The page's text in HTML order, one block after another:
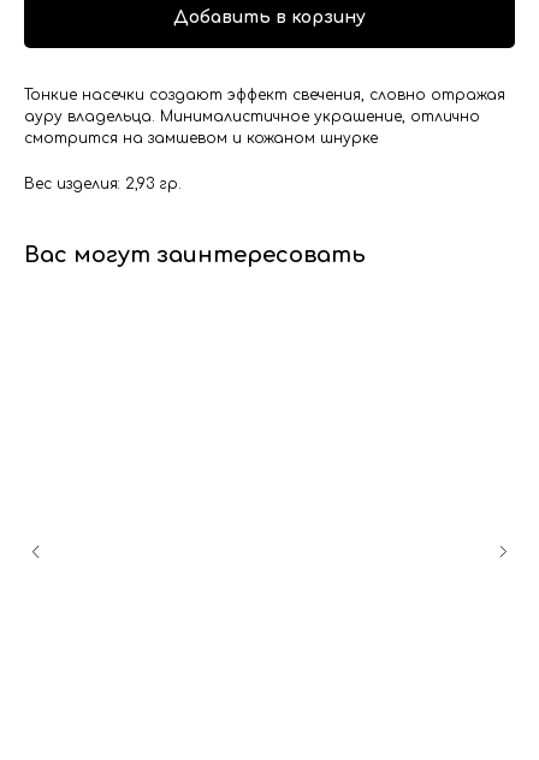
Добавить в корзину
Тонкие насечки создают эффект свечения, словно отражая
ауру владельца. Минималистичное украшение, отлично
смотрится на замшевом и кожаном шнурке
Вес изделия: 2,93 гр.
Вас могут заинтересовать